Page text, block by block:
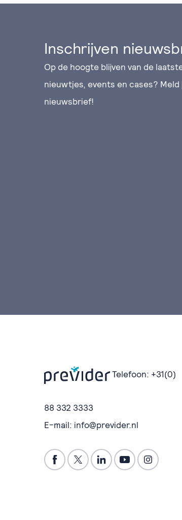
Inschrijven
Op de hoogte blijven van de
nieuwtjes, events en cases? Meld
nieuwsbrief!
Telefoon: +31(0)
88 332 3333
E-mail: info@previder.nl